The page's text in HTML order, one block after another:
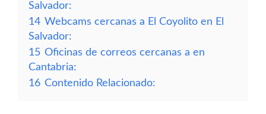
Salvador:
14 Webcams cercanas a El Coyolito en El
Salvador:
15 Oficinas de correos cercanas a en
Cantabria:
16 Contenido Relacionado: